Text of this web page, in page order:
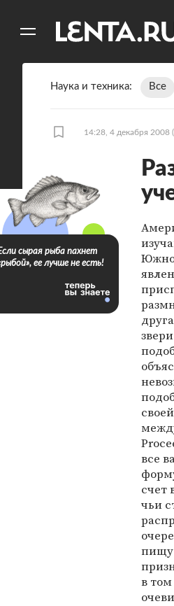
Наука и техника Все
14:28, 4 декабря 2008
все
счет
чьи
пищу
в
сырая рыба пахнет
ее лучше не есть!